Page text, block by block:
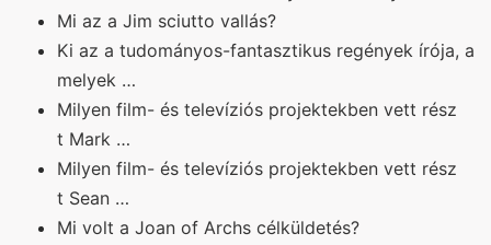
Mi az a Jim sciutto vallás?
Ki az a tudományos-fantasztikus regények írója, a
melyek …
Milyen film- és televíziós projektekben vett rész
t Mark …
Milyen film- és televíziós projektekben vett rész
t Sean …
Mi volt a Joan of Archs célküldetés?